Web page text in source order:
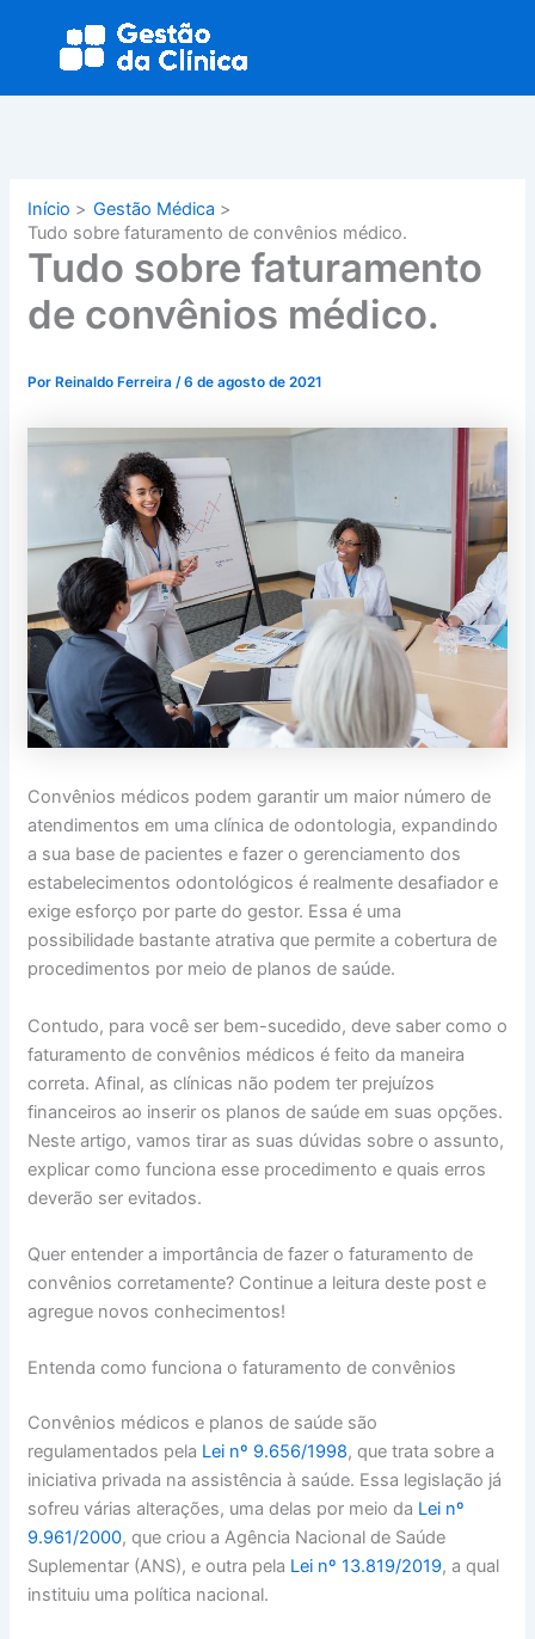
conteúdo
Início
Gestão Médica
Tudo sobre faturamento de convênios médico.
Tudo sobre faturamento
de convênios médico.
Por Reinaldo Ferreira /6 de agosto de 2021
Convênios médicos podem garantir um maior número de
atendimentos em uma clínica de odontologia, expandindo
a sua base de pacientes e fazer o gerenciamento dos
estabelecimentos odontológicos é realmente desafiador e
exige esforço por parte do gestor. Essa é uma
possibilidade bastante atrativa que permite a cobertura de
procedimentos por meio de planos de saúde.
Contudo, para você ser bem-sucedido, deve saber como o
faturamento de convênios médicos é feito da maneira
correta. Afinal, as clínicas não podem ter prejuízos
financeiros ao inserir os planos de saúde em suas opções.
Neste artigo, vamos tirar as suas dúvidas sobre o assunto,
explicar como funciona esse procedimento e quais erros
deverão ser evitados.
Quer entender a importância de fazer o faturamento de
convênios corretamente? Continue a leitura deste post e
agregue novos conhecimentos!
Entenda como funciona o faturamento de convênios
Convênios médicos e planos de saúde são
regulamentados pela Lei nº 9.656/1998, que trata sobre a
iniciativa privada na assistência à saúde. Essa legislação já
sofreu várias alterações, uma delas por meio da Lei nº
9.961/2000, que criou a Agência Nacional de Saúde
Suplementar (ANS), e outra pela Lei nº 13.819/2019, a qual
instituiu uma política nacional.